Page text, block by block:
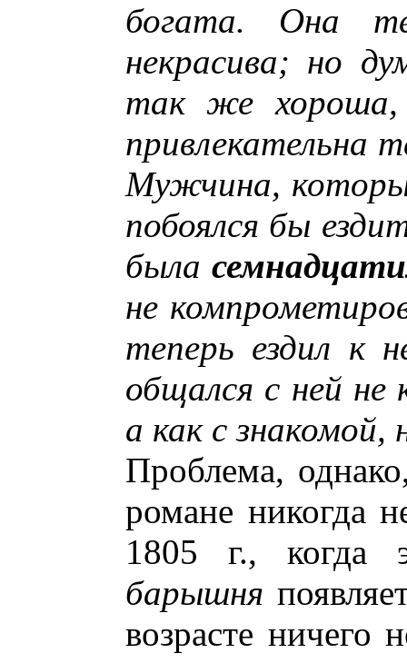
богата. Она
некрасива; но
так же хороша,
привлекательна
Мужчина,
побоялся бы
была
не
теперь ездил к
общался с ней не
а как с
Проблема,
романе никогда
1805 г., когда
барышня
возрасте ничего